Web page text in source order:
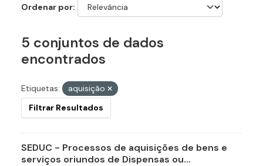
Ordenar por
5 conjuntos de dados
encontrados
Etiquetas:
aquisição
Filtrar Resultados
SEDUC - Processos de aquisições de bens e
serviços oriundos de Dispensas ou...